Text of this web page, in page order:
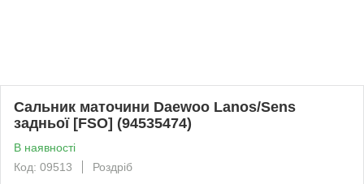
Сальник маточини Daewoo Lanos/Sens
задньої [FSO] (94535474)
В наявності
Код: 09513
Роздріб